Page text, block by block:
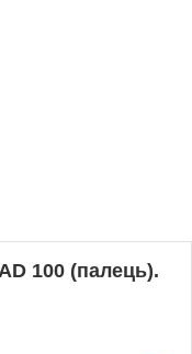
100 (палець).